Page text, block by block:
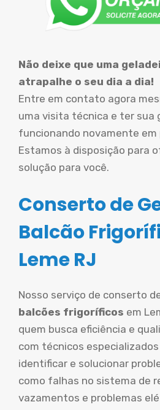
Não deixe que uma
atrapalhe o seu dia a dia!
Entre em contato agora
uma visita técnica e ter sua
funcionando novamente em
Estamos à disposição para
solução para você.
Conserto de
Balcão
Leme RJ
Nosso serviço de conserto
balcões frigoríficos em
quem busca eficiência e
com técnicos
identificar e solucionar
como falhas no sistema de
vazamentos e problemas